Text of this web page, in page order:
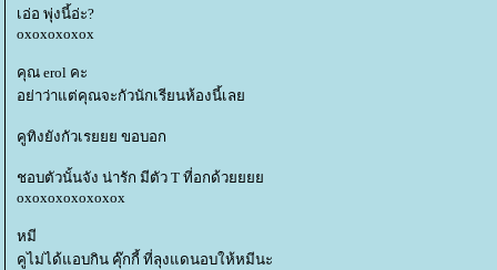
เอ่อ พุ่งนี้อ่ะ?
oxoxoxoxox
คุณ erol คะ
อย่าว่าแต่คุณจะกัวนักเรียนห้องนี้เล
คูทิงยังกัวเรยยย ขอบอก
ชอบตัวนั้นจัง น่ารัก มีตัว T ที่อกด้ว
oxoxoxoxoxoxox
หมี
คูไม่ได้แอบกิน คุ๊กกี้ ที่ลุงแดนอบให้หมีนะ